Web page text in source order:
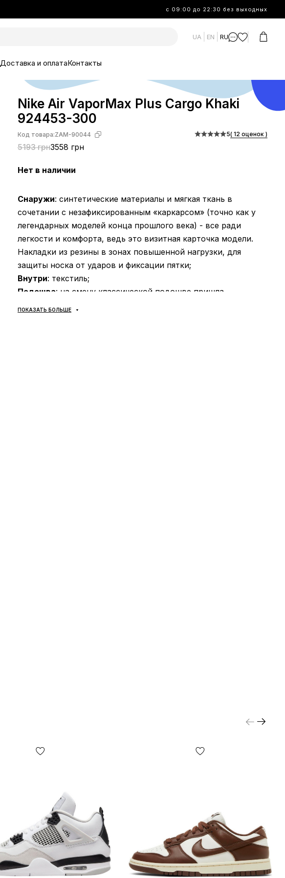
с 09:00 до 22:30 без выходных
UA EN RU
Доставка и оплатаКонтакты
Nike Air VaporMax Plus Cargo Khaki
924453-300
Код товара:ZAM-90044
5193 грн3558 грн
5( 12 оценок )
Нет в наличии
Снаружи: синтетические материалы и мягкая ткань в
сочетании с незафиксированным «каркарсом» (точно как у
легендарных моделей конца прошлого века) - все ради
легкости и комфорта, ведь это визитная карточка модели.
Накладки из резины в зонах повышенной нагрузки, для
защиты носка от ударов и фиксации пятки;
Внутри: текстиль;
Подошва: на смену классической подошве пришла
сетка. Для подбора размера конкретной модели следует
Как понять где мужское, а где женское?
Большинство моделей — унисекс, выбирайте исходя из
вкусовых предпочтений и размера (длины) Вашей стопы.
ПОКАЗАТЬ БОЛЬШЕ